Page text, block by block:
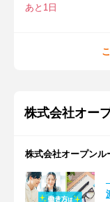
あと1日
株式会社オー
株式会社オープンル